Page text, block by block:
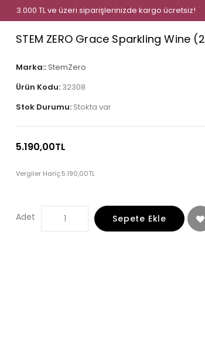
3.000 TL ve üzeri siparişlerinizde kargo ücretsiz!
STEM ZERO Grace Sparkling Wine
Marka::StemZero
Ürün Kodu: 32308
Stok Durumu: Stokta var
5.190,00TL
Vergiler Hariç:5.190,00TL
Adet Sepete Ekle